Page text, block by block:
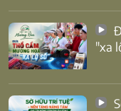
"xa